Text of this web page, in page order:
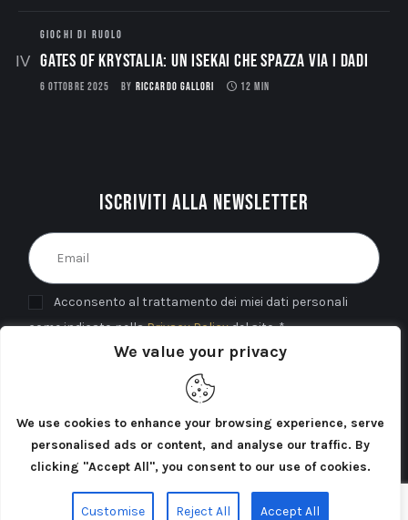
We value your privacy
We use cookies to enhance your browsing experience, serve
personalised ads or content, and analyse our traffic. By
clicking "Accept All", you consent to our use of cookies.
Customise Reject All Accept All
GIOCHI DI RUOLO
Gates of Krystalia: Un Isekai che spazza via i dadi
6 OTTOBRE 2025 BY RICCARDO GALLORI 12 MIN
Iscriviti alla newsletter
Acconsento al trattamento dei miei dati personali
come indicato nellaPrivacy Policydel sito. *
INVIA
Cercatori di Atlantide 2025©. Tutti i diritti riservati.